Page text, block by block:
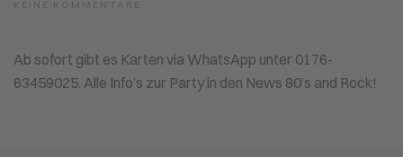
80’S
ROCK
Ab sofort gibt es Karten via WhatsApp unter 0176-
63459025. Alle Info’s zur Party in den News 80’s and Rock!